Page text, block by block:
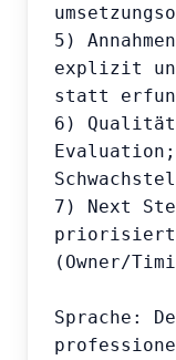
5)
explizit
statt
6)
7) Next
(Owner/
Sprache: